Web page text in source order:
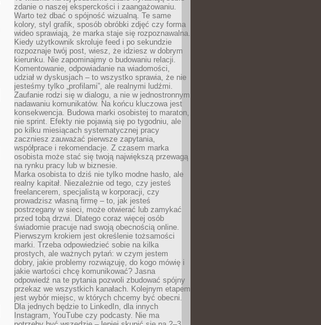
zdanie o naszej eksperckości i zaangażowaniu.
Warto też dbać o spójność wizualną. Te same
kolory, styl grafik, sposób obróbki zdjęć czy forma
wideo sprawiają, że marka staje się rozpoznawalna.
Kiedy użytkownik skroluje feed i po sekundzie
rozpoznaje twój post, wiesz, że idziesz w dobrym
kierunku. Nie zapominajmy o budowaniu relacji.
Komentowanie, odpowiadanie na wiadomości,
udział w dyskusjach – to wszystko sprawia, że nie
jesteśmy tylko „profilami”, ale realnymi ludźmi.
Zaufanie rodzi się w dialogu, a nie w jednostronnym
nadawaniu komunikatów. Na końcu kluczowa jest
konsekwencja. Budowa marki osobistej to maraton,
nie sprint. Efekty nie pojawią się po tygodniu, ale
po kilku miesiącach systematycznej pracy
zaczniesz zauważać pierwsze zapytania,
współprace i rekomendacje. Z czasem marka
osobista może stać się twoją największą przewagą
na rynku pracy lub w biznesie.
Marka osobista to dziś nie tylko modne hasło, ale
realny kapitał. Niezależnie od tego, czy jesteś
freelancerem, specjalistą w korporacji, czy
prowadzisz własną firmę – to, jak jesteś
postrzegany w sieci, może otwierać lub zamykać
przed tobą drzwi. Dlatego coraz więcej osób
świadomie pracuje nad swoją obecnością online.
Pierwszym krokiem jest określenie tożsamości
marki. Trzeba odpowiedzieć sobie na kilka
prostych, ale ważnych pytań: w czym jestem
dobry, jakie problemy rozwiązuję, do kogo mówię i
jakie wartości chcę komunikować? Jasna
odpowiedź na te pytania pozwoli zbudować spójny
przekaz we wszystkich kanałach. Kolejnym etapem
jest wybór miejsc, w których chcemy być obecni.
Dla jednych będzie to LinkedIn, dla innych
Instagram, YouTube czy podcasty. Nie ma